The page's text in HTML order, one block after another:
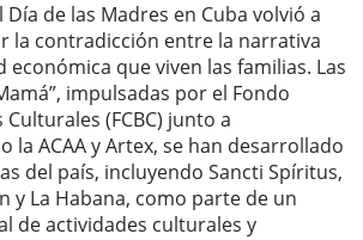
de las Madres en Cuba volvió a
la contradicción entre la narrativa
económica que viven las familias. Las
impulsadas por el Fondo
(FCBC) junto a
la ACAA y Artex, se han desarrollado
del país, incluyendo Sancti Spíritus,
y La Habana, como parte de un
de actividades culturales y